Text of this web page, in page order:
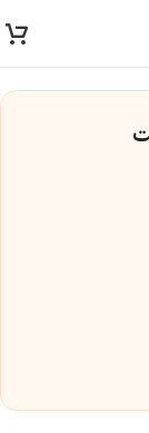
شیراز فوری و مابقی شهرها با پست و